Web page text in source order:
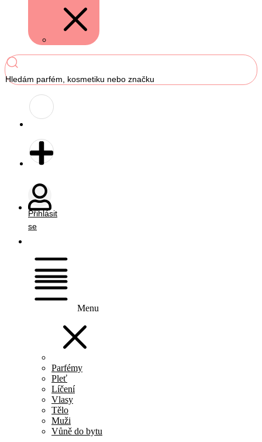
Hledám parfém, kosmetiku nebo značku
Přihlásit
se
Menu
Parfémy
Pleť
Líčení
Vlasy
Tělo
Muži
Vůně do bytu